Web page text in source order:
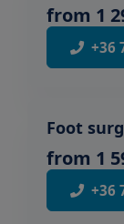
from 1
+36
Foot
from 1
+36